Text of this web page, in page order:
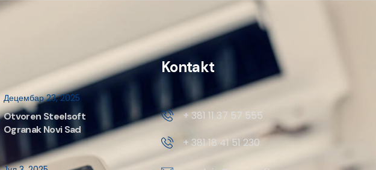
Децембар 23, 2025
Otvoren Steelsoft
Ogranak Novi Sad
Kontakt
+ 381 11 37 57 555
+ 381 18 41 51 230